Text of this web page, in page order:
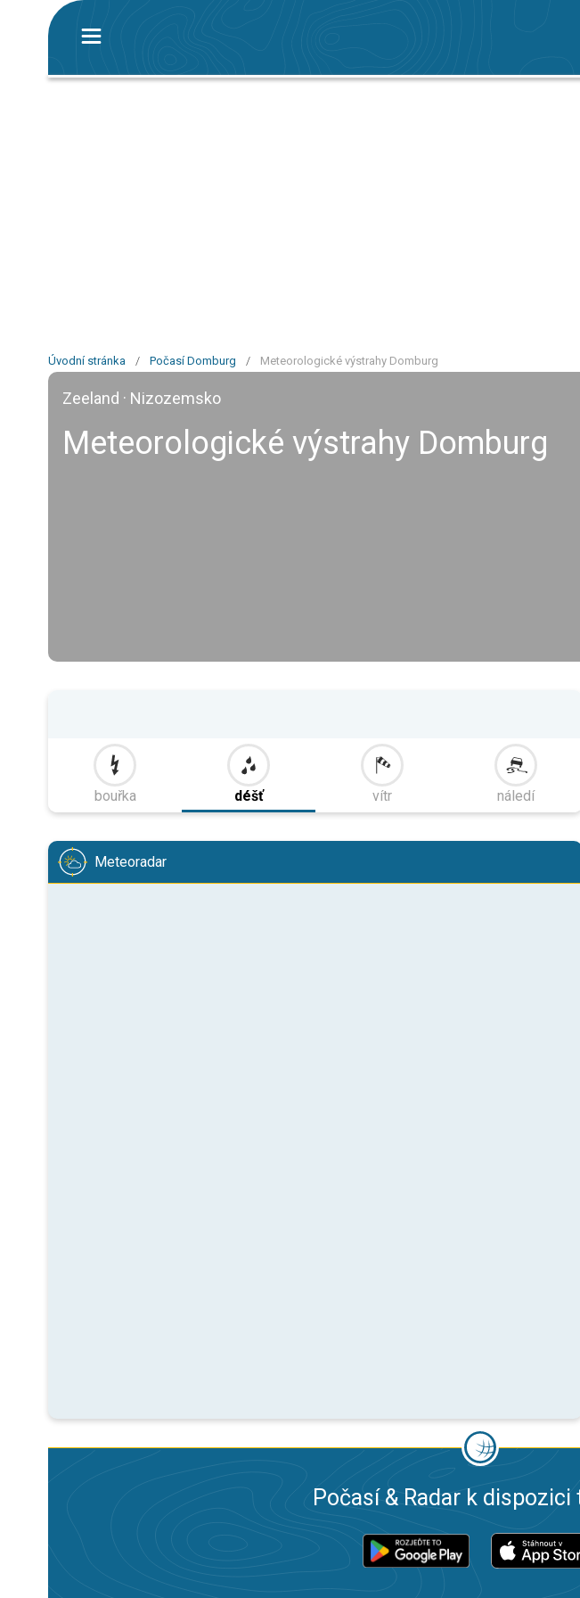
Úvodní stránka / Počasí Domburg / Meteorologické výstrahy Domburg
Zeeland · Nizozemsko
Meteorologické výstrahy Domburg
bouřka déšť vítr náledí
Meteoradar
Počasí & Radar k dispozici